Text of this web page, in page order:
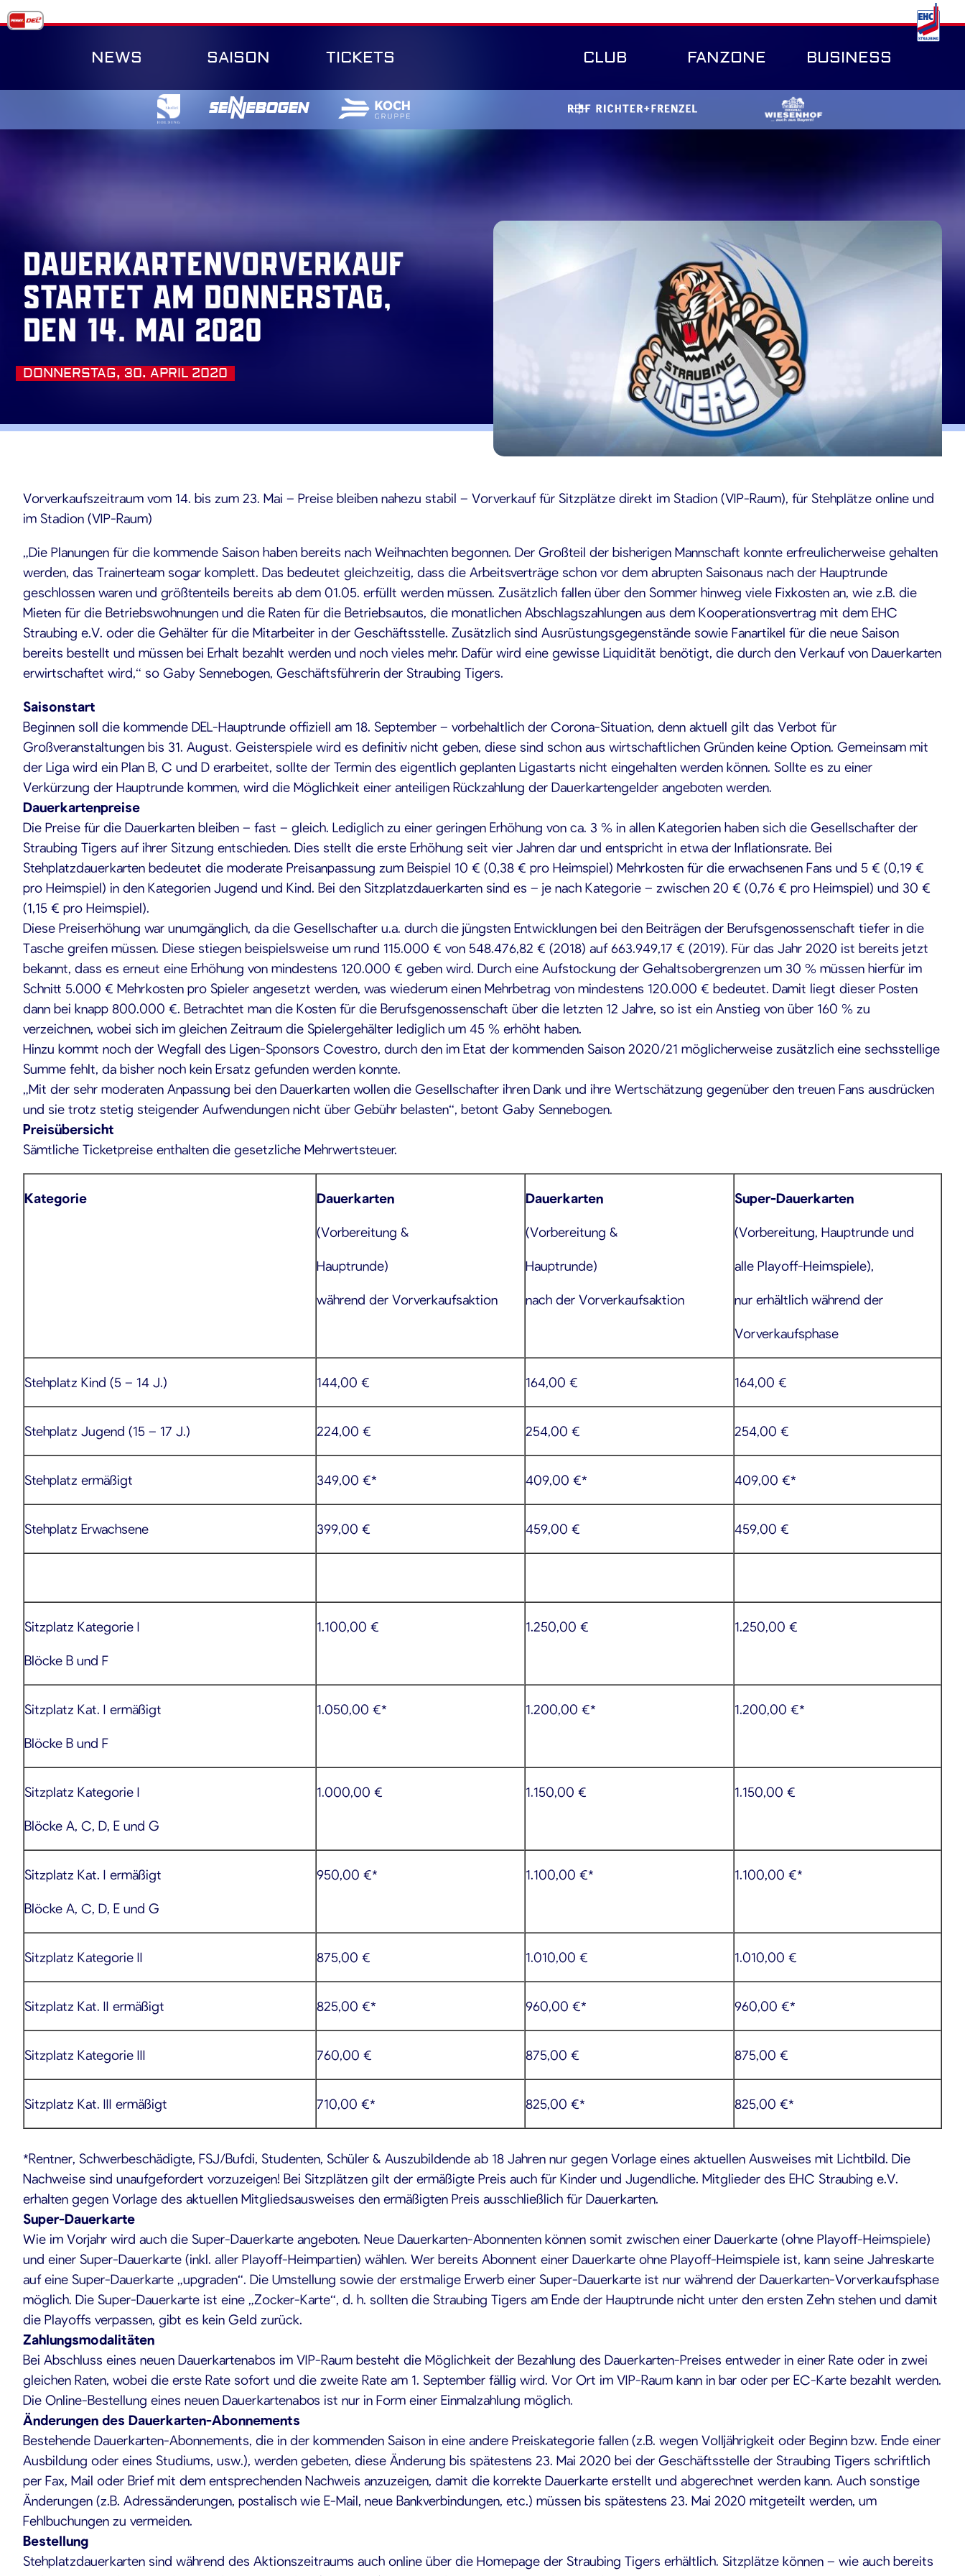
Skip
to
NEWS SAISON TICKETS CLUB FANZONE BUSINESS
Dauerkartenvorverkauf
startet am Donnerstag,
den 14. Mai 2020
DONNERSTAG, 30. APRIL 2020
Vorverkaufszeitraum vom 14. bis zum 23. Mai – Preise bleiben nahezu stabil – Vorverkauf für Sitzplätze direkt im Stadion (VIP-Raum), für Stehplätze online und
im Stadion (VIP-Raum)
„Die Planungen für die kommende Saison haben bereits nach Weihnachten begonnen. Der Großteil der bisherigen Mannschaft konnte erfreulicherweise gehalten
werden, das Trainerteam sogar komplett. Das bedeutet gleichzeitig, dass die Arbeitsverträge schon vor dem abrupten Saisonaus nach der Hauptrunde
geschlossen waren und größtenteils bereits ab dem 01.05. erfüllt werden müssen. Zusätzlich fallen über den Sommer hinweg viele Fixkosten an, wie z.B. die
Mieten für die Betriebswohnungen und die Raten für die Betriebsautos, die monatlichen Abschlagszahlungen aus dem Kooperationsvertrag mit dem EHC
Straubing e.V. oder die Gehälter für die Mitarbeiter in der Geschäftsstelle. Zusätzlich sind Ausrüstungsgegenstände sowie Fanartikel für die neue Saison
bereits bestellt und müssen bei Erhalt bezahlt werden und noch vieles mehr. Dafür wird eine gewisse Liquidität benötigt, die durch den Verkauf von Dauerkarten
erwirtschaftet wird,“ so Gaby Sennebogen, Geschäftsführerin der Straubing Tigers.
Saisonstart
Beginnen soll die kommende DEL-Hauptrunde offiziell am 18. September – vorbehaltlich der Corona-Situation, denn aktuell gilt das Verbot für
Großveranstaltungen bis 31. August. Geisterspiele wird es definitiv nicht geben, diese sind schon aus wirtschaftlichen Gründen keine Option. Gemeinsam mit
der Liga wird ein Plan B, C und D erarbeitet, sollte der Termin des eigentlich geplanten Ligastarts nicht eingehalten werden können. Sollte es zu einer
Verkürzung der Hauptrunde kommen, wird die Möglichkeit einer anteiligen Rückzahlung der Dauerkartengelder angeboten werden.
Dauerkartenpreise
Die Preise für die Dauerkarten bleiben – fast – gleich. Lediglich zu einer geringen Erhöhung von ca. 3 % in allen Kategorien haben sich die Gesellschafter der
Straubing Tigers auf ihrer Sitzung entschieden. Dies stellt die erste Erhöhung seit vier Jahren dar und entspricht in etwa der Inflationsrate. Bei
Stehplatzdauerkarten bedeutet die moderate Preisanpassung zum Beispiel 10 € (0,38 € pro Heimspiel) Mehrkosten für die erwachsenen Fans und 5 € (0,19 €
pro Heimspiel) in den Kategorien Jugend und Kind. Bei den Sitzplatzdauerkarten sind es – je nach Kategorie – zwischen 20 € (0,76 € pro Heimspiel) und 30 €
(1,15 € pro Heimspiel).
Diese Preiserhöhung war unumgänglich, da die Gesellschafter u.a. durch die jüngsten Entwicklungen bei den Beiträgen der Berufsgenossenschaft tiefer in die
Tasche greifen müssen. Diese stiegen beispielsweise um rund 115.000 € von 548.476,82 € (2018) auf 663.949,17 € (2019). Für das Jahr 2020 ist bereits jetzt
bekannt, dass es erneut eine Erhöhung von mindestens 120.000 € geben wird. Durch eine Aufstockung der Gehaltsobergrenzen um 30 % müssen hierfür im
Schnitt 5.000 € Mehrkosten pro Spieler angesetzt werden, was wiederum einen Mehrbetrag von mindestens 120.000 € bedeutet. Damit liegt dieser Posten
dann bei knapp 800.000 €. Betrachtet man die Kosten für die Berufsgenossenschaft über die letzten 12 Jahre, so ist ein Anstieg von über 160 % zu
verzeichnen, wobei sich im gleichen Zeitraum die Spielergehälter lediglich um 45 % erhöht haben.
Hinzu kommt noch der Wegfall des Ligen-Sponsors Covestro, durch den im Etat der kommenden Saison 2020/21 möglicherweise zusätzlich eine sechsstellige
Summe fehlt, da bisher noch kein Ersatz gefunden werden konnte.
„Mit der sehr moderaten Anpassung bei den Dauerkarten wollen die Gesellschafter ihren Dank und ihre Wertschätzung gegenüber den treuen Fans ausdrücken
und sie trotz stetig steigender Aufwendungen nicht über Gebühr belasten“, betont Gaby Sennebogen.
Preisübersicht
Sämtliche Ticketpreise enthalten die gesetzliche Mehrwertsteuer.
Kategorie Dauerkarten
(Vorbereitung &
Hauptrunde)
während der Vorverkaufsaktion
Dauerkarten
(Vorbereitung &
Hauptrunde)
nach der Vorverkaufsaktion
Super-Dauerkarten
(Vorbereitung, Hauptrunde und
alle Playoff-Heimspiele),
nur erhältlich während der
Vorverkaufsphase
Stehplatz Kind (5 – 14 J.) 144,00 € 164,00 € 164,00 €
Stehplatz Jugend (15 – 17 J.) 224,00 € 254,00 € 254,00 €
Stehplatz ermäßigt 349,00 €* 409,00 €* 409,00 €*
Stehplatz Erwachsene 399,00 € 459,00 € 459,00 €
Sitzplatz Kategorie I
Blöcke B und F
1.100,00 € 1.250,00 € 1.250,00 €
Sitzplatz Kat. I ermäßigt
Blöcke B und F
1.050,00 €* 1.200,00 €* 1.200,00 €*
Sitzplatz Kategorie I
Blöcke A, C, D, E und G
1.000,00 € 1.150,00 € 1.150,00 €
Sitzplatz Kat. I ermäßigt
Blöcke A, C, D, E und G
950,00 €* 1.100,00 €* 1.100,00 €*
Sitzplatz Kategorie II 875,00 € 1.010,00 € 1.010,00 €
Sitzplatz Kat. II ermäßigt 825,00 €* 960,00 €* 960,00 €*
Sitzplatz Kategorie III 760,00 € 875,00 € 875,00 €
Sitzplatz Kat. III ermäßigt 710,00 €* 825,00 €* 825,00 €*
*Rentner, Schwerbeschädigte, FSJ/Bufdi, Studenten, Schüler & Auszubildende ab 18 Jahren nur gegen Vorlage eines aktuellen Ausweises mit Lichtbild. Die
Nachweise sind unaufgefordert vorzuzeigen! Bei Sitzplätzen gilt der ermäßigte Preis auch für Kinder und Jugendliche. Mitglieder des EHC Straubing e.V.
erhalten gegen Vorlage des aktuellen Mitgliedsausweises den ermäßigten Preis ausschließlich für Dauerkarten.
Super-Dauerkarte
Wie im Vorjahr wird auch die Super-Dauerkarte angeboten. Neue Dauerkarten-Abonnenten können somit zwischen einer Dauerkarte (ohne Playoff-Heimspiele)
und einer Super-Dauerkarte (inkl. aller Playoff-Heimpartien) wählen. Wer bereits Abonnent einer Dauerkarte ohne Playoff-Heimspiele ist, kann seine Jahreskarte
auf eine Super-Dauerkarte „upgraden“. Die Umstellung sowie der erstmalige Erwerb einer Super-Dauerkarte ist nur während der Dauerkarten-Vorverkaufsphase
möglich. Die Super-Dauerkarte ist eine „Zocker-Karte“, d. h. sollten die Straubing Tigers am Ende der Hauptrunde nicht unter den ersten Zehn stehen und damit
die Playoffs verpassen, gibt es kein Geld zurück.
Zahlungsmodalitäten
Bei Abschluss eines neuen Dauerkartenabos im VIP-Raum besteht die Möglichkeit der Bezahlung des Dauerkarten-Preises entweder in einer Rate oder in zwei
gleichen Raten, wobei die erste Rate sofort und die zweite Rate am 1. September fällig wird. Vor Ort im VIP-Raum kann in bar oder per EC-Karte bezahlt werden.
Die Online-Bestellung eines neuen Dauerkartenabos ist nur in Form einer Einmalzahlung möglich.
Änderungen des Dauerkarten-Abonnements
Bestehende Dauerkarten-Abonnements, die in der kommenden Saison in eine andere Preiskategorie fallen (z.B. wegen Volljährigkeit oder Beginn bzw. Ende einer
Ausbildung oder eines Studiums, usw.), werden gebeten, diese Änderung bis spätestens 23. Mai 2020 bei der Geschäftsstelle der Straubing Tigers schriftlich
per Fax, Mail oder Brief mit dem entsprechenden Nachweis anzuzeigen, damit die korrekte Dauerkarte erstellt und abgerechnet werden kann. Auch sonstige
Änderungen (z.B. Adressänderungen, postalisch wie E-Mail, neue Bankverbindungen, etc.) müssen bis spätestens 23. Mai 2020 mitgeteilt werden, um
Fehlbuchungen zu vermeiden.
Bestellung
Stehplatzdauerkarten sind während des Aktionszeitraums auch online über die Homepage der Straubing Tigers erhältlich. Sitzplätze können – wie auch bereits